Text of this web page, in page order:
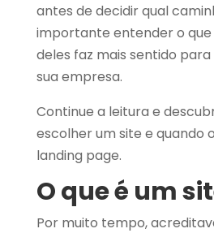
antes de decidir qual
importante entender o que
deles faz mais sentido
sua empresa.
Continue a leitura e
escolher um site e quando
landing page.
O que é um
Por muito tempo,